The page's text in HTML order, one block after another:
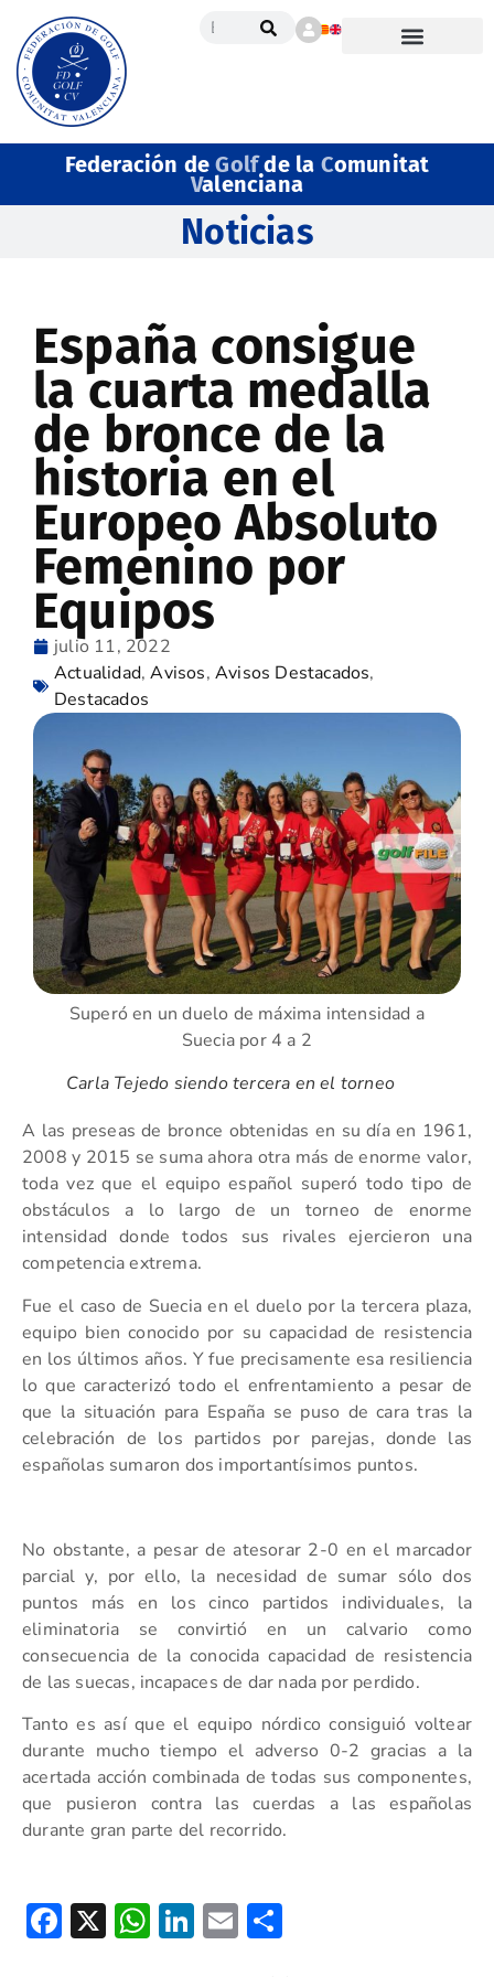
Federación deGolfde la Comunitat
Valenciana
Noticias
España consigue
la cuarta medalla
de bronce de la
historia en el
Europeo Absoluto
Femenino por
Equipos
julio 11, 2022
Actualidad,Avisos,Avisos Destacados,
Destacados
Superó en un duelo de máxima intensidad a
Suecia por 4 a 2
Carla Tejedo siendo tercera en el torneo
A las preseas de bronce obtenidas en su día en 1961,
2008 y 2015 se suma ahora otra más de enorme valor,
toda vez que el equipo español superó todo tipo de
obstáculos a lo largo de un torneo de enorme
intensidad donde todos sus rivales ejercieron una
competencia extrema.
Fue el caso de Suecia en el duelo por la tercera plaza,
equipo bien conocido por su capacidad de resistencia
en los últimos años. Y fue precisamente esa resiliencia
lo que caracterizó todo el enfrentamiento a pesar de
que la situación para España se puso de cara tras la
celebración de los partidos por parejas, donde las
españolas sumaron dos importantísimos puntos.
No obstante, a pesar de atesorar 2-0 en el marcador
parcial y, por ello, la necesidad de sumar sólo dos
puntos más en los cinco partidos individuales, la
eliminatoria se convirtió en un calvario como
consecuencia de la conocida capacidad de resistencia
de las suecas, incapaces de dar nada por perdido.
Tanto es así que el equipo nórdico consiguió voltear
durante mucho tiempo el adverso 0-2 gracias a la
acertada acción combinada de todas sus componentes,
que pusieron contra las cuerdas a las españolas
durante gran parte del recorrido.
Facebook
X WhatsApp
LinkedIn
Email